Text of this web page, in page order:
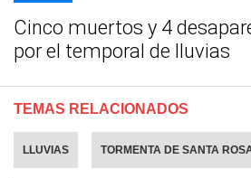
Cinco muertos y 4
por el temporal de lluvias
TEMAS RELACIONADOS
LLUVIAS TORMENTA DE SANTA